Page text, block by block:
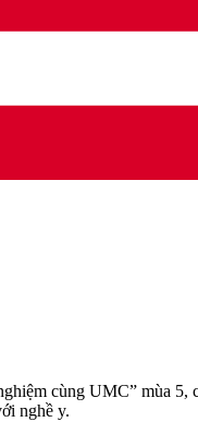
cùng UMC” mùa 5,
nghề y.